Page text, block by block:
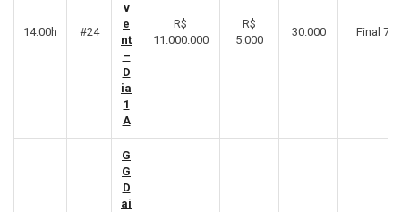
14:00h #24
v
e
nt
–
D
ia
1
A
R$
11.000.000
R$
5.000
30.000 Final 7º
G
G
D
ai